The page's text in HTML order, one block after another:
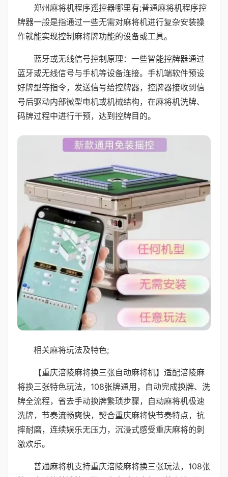
郑州麻将机程序遥控器哪里有;普通麻将机程序控
牌器一般是指通过一些无需对麻将机进行复杂安装操
作就能实现控制麻将牌功能的设备或工具。
蓝牙或无线信号控制原理：一些智能控牌器通过
蓝牙或无线信号与手机等设备连接。手机端软件预设
好牌型等指令，发送信号给控牌器，控牌器接收到信
号后驱动内部微型电机或机械结构，在麻将机洗牌、
码牌过程中进行干预，达到控牌目的。
相关麻将玩法及特色;
【重庆涪陵麻将换三张自动麻将机】适配涪陵麻
将换三张特色玩法，108张牌通用，自动完成换牌、洗
牌全流程，省去手动换牌繁琐步骤，自动麻将机极速
洗牌，节奏流畅爽快，契合重庆麻将快节奏特点，抗
摔耐磨，连续娱乐无压力，沉浸式感受重庆麻将的刺
激欢乐。
普通麻将机支持重庆涪陵麻将换三张玩法，108张